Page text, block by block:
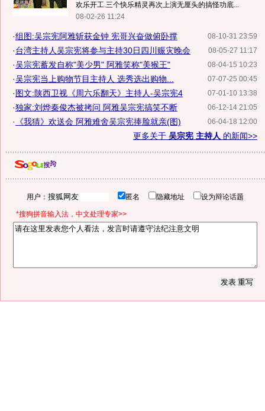
欢乐开工.三个快乐精灵再次上演无厘头的搞怪功底...
08-02-26 11:24
08-10-31 23:59
·组图:吴宗宪阿雅斩获金钟 宪哥兴奋做俯卧撑
08-05-27 11:17
·台湾主持人吴宗宪将参与主持30日四川赈灾晚会
08-04-15 10:23
·吴宗宪蓄发自称"美少男" 阿雅笑称"美猴王"
07-07-25 00:45
·吴宗宪当上购物节目主持人 选秀选出购物...
07-01-10 13:38
·图文:陕西卫视《周六乐翻天》主持人-吴宗宪4
06-12-14 21:05
·独家:刘烨秦俊杰被拷问 阿雅吴宗宪搞笑不断
06-04-18 12:00
·
《我猜》欢送会 阿雅难舍吴宗宪捧脸就亲(图)
更多关于 吴宗宪 主持人 的新闻>>
用户： 匿名 隐藏地址 设为辩论话题
*搜狗拼音输入法，中文处理专家>>